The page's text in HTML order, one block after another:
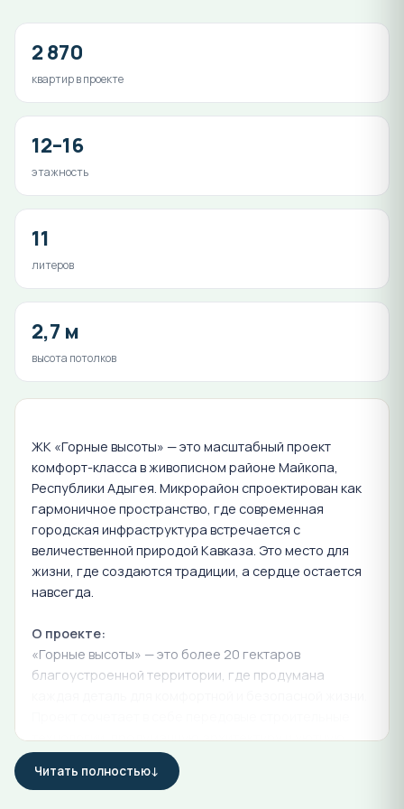
2 870
квартир в проекте
12–16
этажность
11
литеров
2,7 м
высота потолков
ЖК «Горные высоты» — это масштабный проект
комфорт-класса в живописном районе Майкопа,
Республики Адыгея. Микрорайон спроектирован как
гармоничное пространство, где современная
городская инфраструктура встречается с
величественной природой Кавказа. Это место для
жизни, где создаются традиции, а сердце остается
навсегда.
О проекте:
«Горные высоты» — это более 20 гектаров
благоустроенной территории, где продумана
технологии, продуманную архитектуру и уютную
атмосферу уединенного жилья в окружении
природы.
Читать полностью